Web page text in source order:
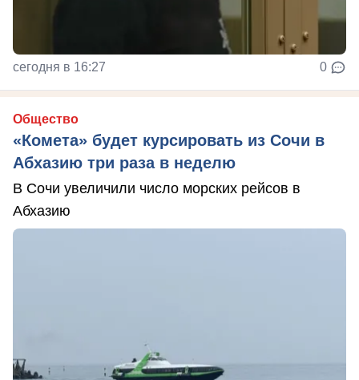
сегодня в 16:27 0
Общество
«Комета» будет курсировать из Сочи в
Абхазию три раза в неделю
В Сочи увеличили число морских рейсов в
Абхазию